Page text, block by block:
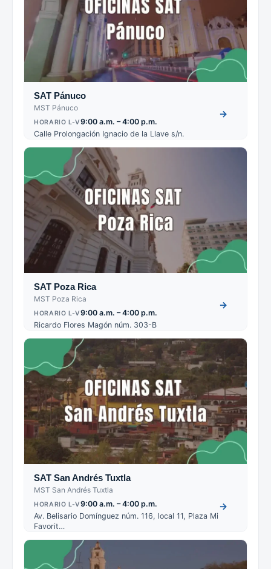
SAT Pánuco
MST Pánuco
HORARIO L-V9:00 a.m. – 4:00 p.m.
Calle Prolongación Ignacio de la Llave s/n.
→
SAT Poza Rica
MST Poza Rica
HORARIO L-V9:00 a.m. – 4:00 p.m.
Ricardo Flores Magón núm. 303-B
→
SAT San Andrés Tuxtla
MST San Andrés Tuxtla
HORARIO L-V9:00 a.m. – 4:00 p.m.
Av. Belisario Domínguez núm. 116, local 11, Plaza Mi
Favorit…
→